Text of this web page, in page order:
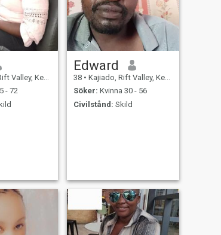
Valley, Kenya
- 72
Edward
38 • Kajiado, Rift Valley, Kenya
Söker: Kvinna 30 - 56
Civilstånd: Skild